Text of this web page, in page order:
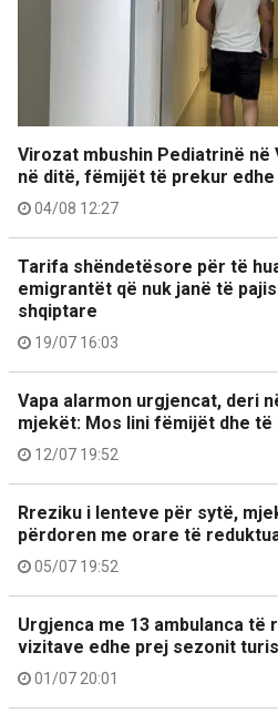
Virozat mbushin Pediatrinë në
në ditë, fëmijët të prekur
04/08 12:27
Tarifa shëndetësore për të
emigrantët që nuk janë të
shqiptare
19/07 16:03
Vapa alarmon urgjencat, deri
mjekët: Mos lini fëmijët dhe të
12/07 19:52
Rreziku i lenteve për sytë,
përdoren me orare të
05/07 19:52
Urgjenca me 13 ambulanca
vizitave edhe prej sezonit
01/07 20:01